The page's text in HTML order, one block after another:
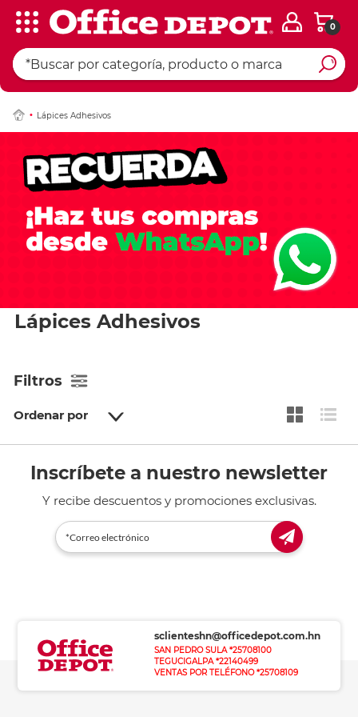
0
Lápices Adhesivos
Lápices Adhesivos
Filtros
Ordenar por
Inscríbete a nuestro newsletter
Y recibe descuentos y promociones exclusivas.
sclienteshn@officedepot.com.hn
SAN PEDRO SULA *25708100
TEGUCIGALPA *22140499
VENTAS POR TELÉFONO *25708109